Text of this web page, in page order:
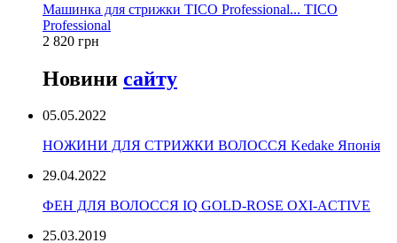
Машинка для стрижки TICO Professional... TICO
Professional
2 820 грн
Новини сайту
05.05.2022
НОЖИНИ ДЛЯ СТРИЖКИ ВОЛОССЯ Kedake Японія
29.04.2022
ФЕН ДЛЯ ВОЛОССЯ IQ GOLD-ROSE OXI-ACTIVE
25.03.2019